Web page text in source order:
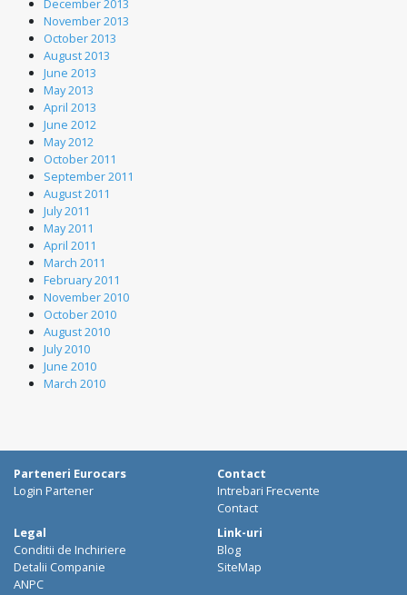
December 2013
November 2013
October 2013
August 2013
June 2013
May 2013
April 2013
June 2012
May 2012
October 2011
September 2011
August 2011
July 2011
May 2011
April 2011
March 2011
February 2011
November 2010
October 2010
August 2010
July 2010
June 2010
March 2010
Parteneri Eurocars
Login Partener
Contact
Intrebari Frecvente
Contact
Legal
Conditii de Inchiriere
Detalii Companie
ANPC
Link-uri
Blog
SiteMap